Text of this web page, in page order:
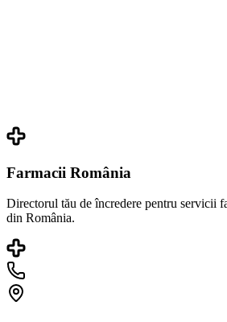
Farmacii România
Directorul tău de încredere pentru servicii
din România.